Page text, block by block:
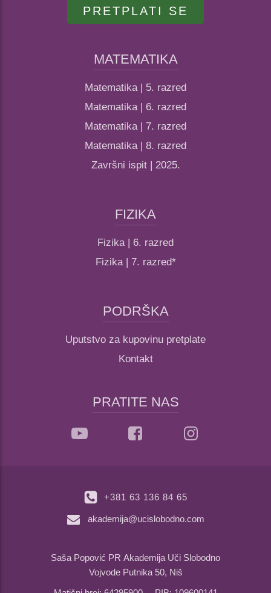
PRETPLATI SE
MATEMATIKA
Matematika | 5. razred
Matematika | 6. razred
Matematika | 7. razred
Matematika | 8. razred
Završni ispit | 2025.
FIZIKA
Fizika | 6. razred
Fizika | 7. razred*
PODRŠKA
Uputstvo za kupovinu pretplate
Kontakt
PRATITE NAS
+381 63 136 84 65
akademija@ucislobodno.com
Saša Popović PR Akademija Uči Slobodno
Vojvode Putnika 50, Niš